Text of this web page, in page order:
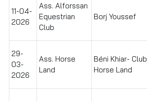
11-04-
2026
Ass. Alforssan
Equestrian
Club
Borj Youssef
29-
03-
2026
Ass. Horse
Land
Béni Khiar- Club
Horse Land